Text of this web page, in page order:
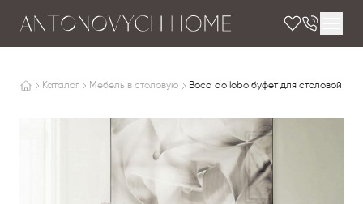
Каталог Мебель в столовую Boca do lobo буфет для столовой